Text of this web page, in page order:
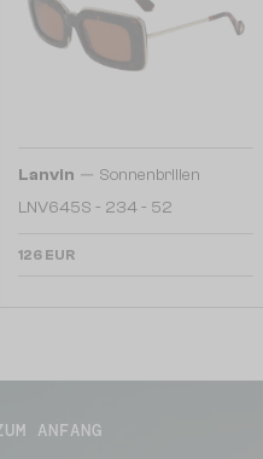
Lanvin — Sonnenbrillen
LNV645S - 234 - 52
126 EUR
ANFANG